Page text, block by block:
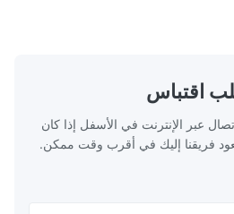
الإنترنت في الأسفل إذا كان
إليك في أقرب وقت ممكن.